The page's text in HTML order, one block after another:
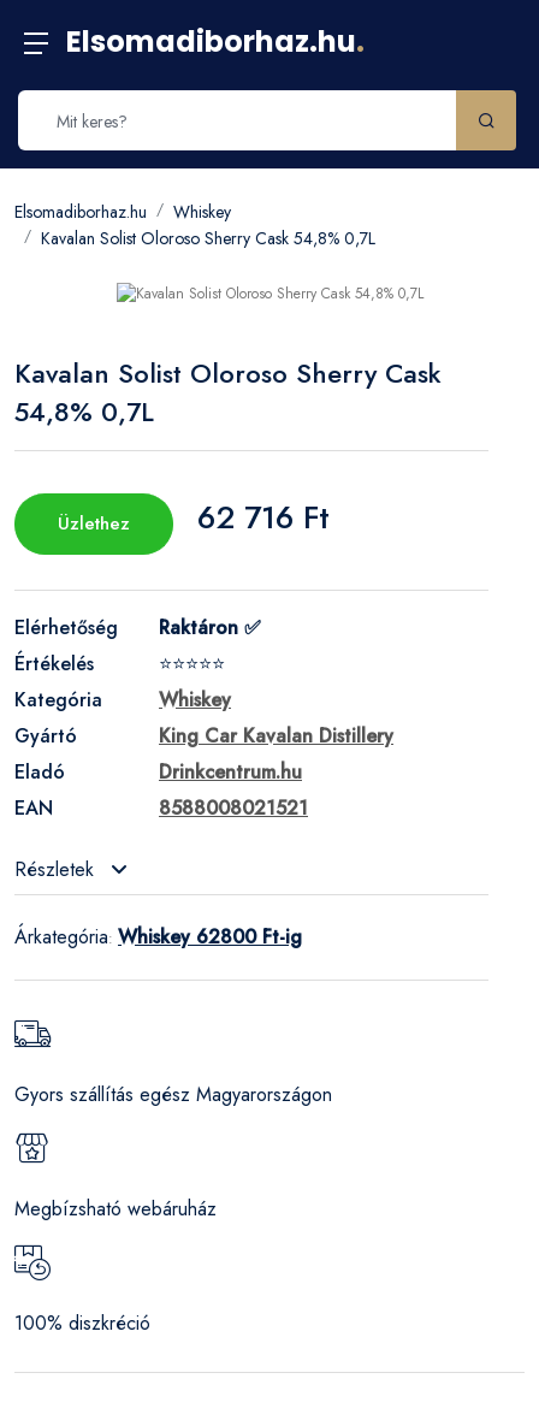
Elsomadiborhaz.hu.
Elsomadiborhaz.hu
Whiskey
Kavalan Solist Oloroso Sherry Cask 54,8% 0,7L
Kavalan Solist Oloroso Sherry Cask
54,8% 0,7L
Üzlethez 62 716 Ft
Elérhetőség
Raktáron ✅
Értékelés
⭐⭐⭐⭐⭐
Kategória
Whiskey
Gyártó
King Car Kavalan Distillery
Eladó
Drinkcentrum.hu
EAN
8588008021521
Részletek
Árkategória: Whiskey 62800 Ft-ig
Gyors szállítás egész Magyarországon
Megbízsható webáruház
100% diszkréció